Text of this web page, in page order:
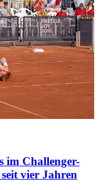
im Challenger-
vier Jahren